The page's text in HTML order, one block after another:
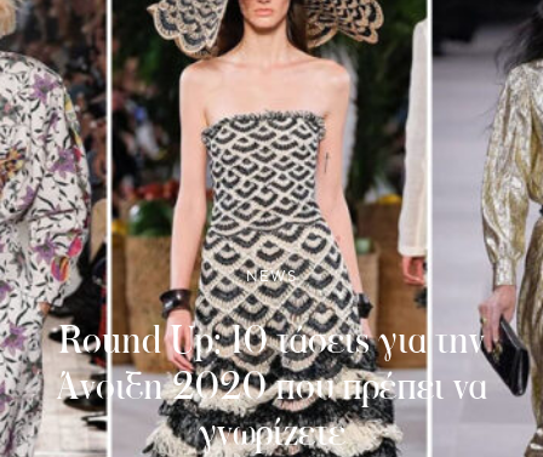
NEWS
Round Up: 10 τάσεις για την
Άνοιξη 2020 που πρέπει να
γνωρίζετε